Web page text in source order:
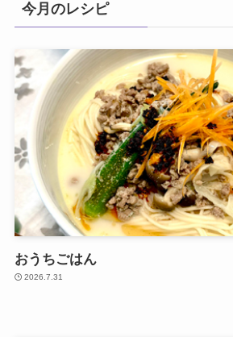
今月のレシピ
おうちごはん
2026.7.31